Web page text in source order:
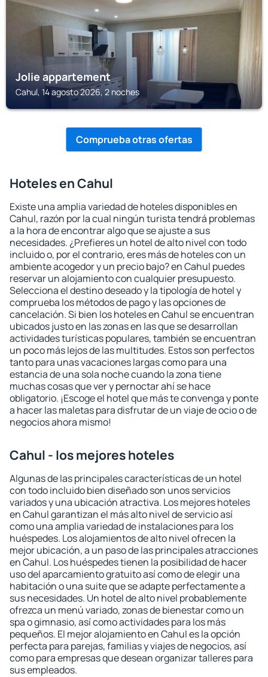
Jolie appartement
Cahul, 14 agosto 2026, 2 noches
Comprueba otras ofertas
Hoteles en Cahul
Existe una amplia variedad de hoteles disponibles en
Cahul, razón por la cual ningún turista tendrá problemas
a la hora de encontrar algo que se ajuste a sus
necesidades. ¿Prefieres un hotel de alto nivel con todo
incluido o, por el contrario, eres más de hoteles con un
ambiente acogedor y un precio bajo? en Cahul puedes
reservar un alojamiento con cualquier presupuesto.
Selecciona el destino deseado y la tipología de hotel y
comprueba los métodos de pago y las opciones de
cancelación. Si bien los hoteles en Cahul se encuentran
ubicados justo en las zonas en las que se desarrollan
actividades turísticas populares, también se encuentran
un poco más lejos de las multitudes. Estos son perfectos
tanto para unas vacaciones largas como para una
estancia de una sola noche cuando la zona tiene
muchas cosas que ver y pernoctar ahí se hace
obligatorio. ¡Escoge el hotel que más te convenga y ponte
a hacer las maletas para disfrutar de un viaje de ocio o de
negocios ahora mismo!
Cahul - los mejores hoteles
Algunas de las principales características de un hotel
con todo incluido bien diseñado son unos servicios
variados y una ubicación atractiva. Los mejores hoteles
en Cahul garantizan el más alto nivel de servicio así
como una amplia variedad de instalaciones para los
huéspedes. Los alojamientos de alto nivel ofrecen la
mejor ubicación, a un paso de las principales atracciones
en Cahul. Los huéspedes tienen la posibilidad de hacer
uso del aparcamiento gratuito así como de elegir una
habitación o una suite que se adapte perfectamente a
sus necesidades. Un hotel de alto nivel probablemente
ofrezca un menú variado, zonas de bienestar como un
spa o gimnasio, así como actividades para los más
pequeños. El mejor alojamiento en Cahul es la opción
perfecta para parejas, familias y viajes de negocios, así
como para empresas que desean organizar talleres para
sus empleados.